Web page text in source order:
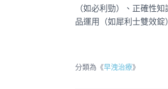
（如必利勁）、正確性
品運用（如犀利士雙效錠
分類為《早洩治療》